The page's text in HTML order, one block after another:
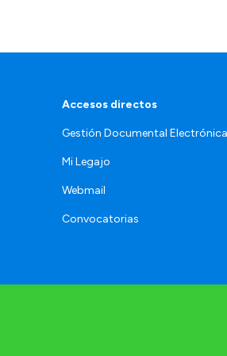
Accesos directos
Gestión Documental Electrónica
Mi Legajo
Webmail
Convocatorias